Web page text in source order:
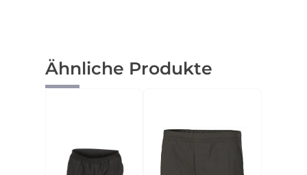
Produktgalerie überspringen
Ähnliche Produkte